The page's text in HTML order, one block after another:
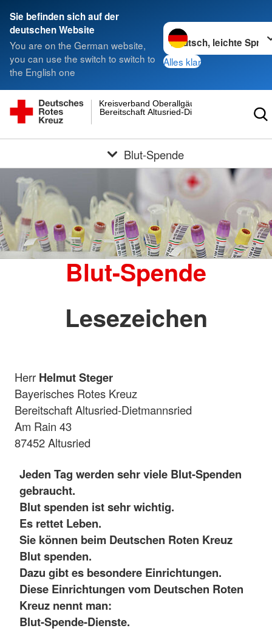
Sie befinden sich auf der
deutschen Website
You are on the German website,
you can use the switch to switch to
the English one
Sprache wechseln zu
Alles klar
Bereitschaft Altusried-Dietmannsried
Kreisverband Oberallgäu
Blut-Spende
Blut-Spende
Lesezeichen
Herr Helmut Steger
Bayerisches Rotes Kreuz
Bereitschaft Altusried-Dietmannsried
Am Rain 43
87452 Altusried
Jeden Tag werden sehr viele Blut-Spenden
gebraucht.
Blut spenden ist sehr wichtig.
Es rettet Leben.
Sie können beim Deutschen Roten Kreuz
Blut spenden.
Dazu gibt es besondere Einrichtungen.
Diese Einrichtungen vom Deutschen Roten
Kreuz nennt man:
Blut-Spende-Dienste.